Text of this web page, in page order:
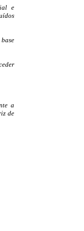
e
a
de